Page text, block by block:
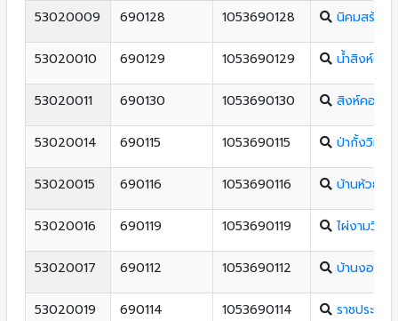
53020009 690128 1053690128 นิคมสร้างต
53020010 690129 1053690129 น้ำสิงห์(สน
53020011 690130 1053690130 สิงห์คอมพิ
53020014 690115 1053690115 ป่ากั้งวิทยา
53020015 690116 1053690116 บ้านห้วยผึ้ง
53020016 690119 1053690119 ไผ่งามวิทยา
53020017 690112 1053690112 บ้านงอมมด
53020019 690114 1053690114 ราชประชานุ